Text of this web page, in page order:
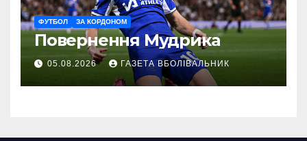
ФУТБОЛ ЗА КОРДОНОМ
Повернення Мудрика
05.08.2026 ГАЗЕТА ВБОЛІВАЛЬНИК